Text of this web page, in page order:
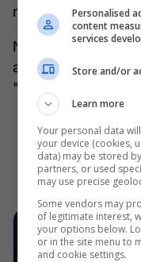
mëngjes dhe
Një tjetër kalimtar i
ai pa personel të
"trupa të vegjël,
Personalised
content
services
Store and/or
Learn more
Your personal data
your device (cookies,
data) may be stored
partners, or used
may use precise
Some vendors may
of legitimate interest,
your options below.
or in the site menu to
and cookie settings.